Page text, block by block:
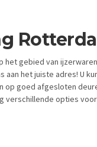
het gebied van
het juiste adres! U
goed afgesloten
opties